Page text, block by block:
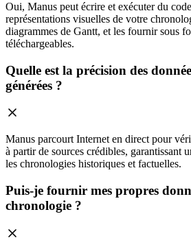
Oui, Manus peut écrire et exécuter du
représentations visuelles de votre
diagrammes de Gantt, et les fournir sous
téléchargeables.
Quelle est la précision des
générées ?
Manus parcourt Internet en direct pour
à partir de sources crédibles, garantissant
les chronologies historiques et factuelles.
Puis-je fournir mes propres
chronologie ?